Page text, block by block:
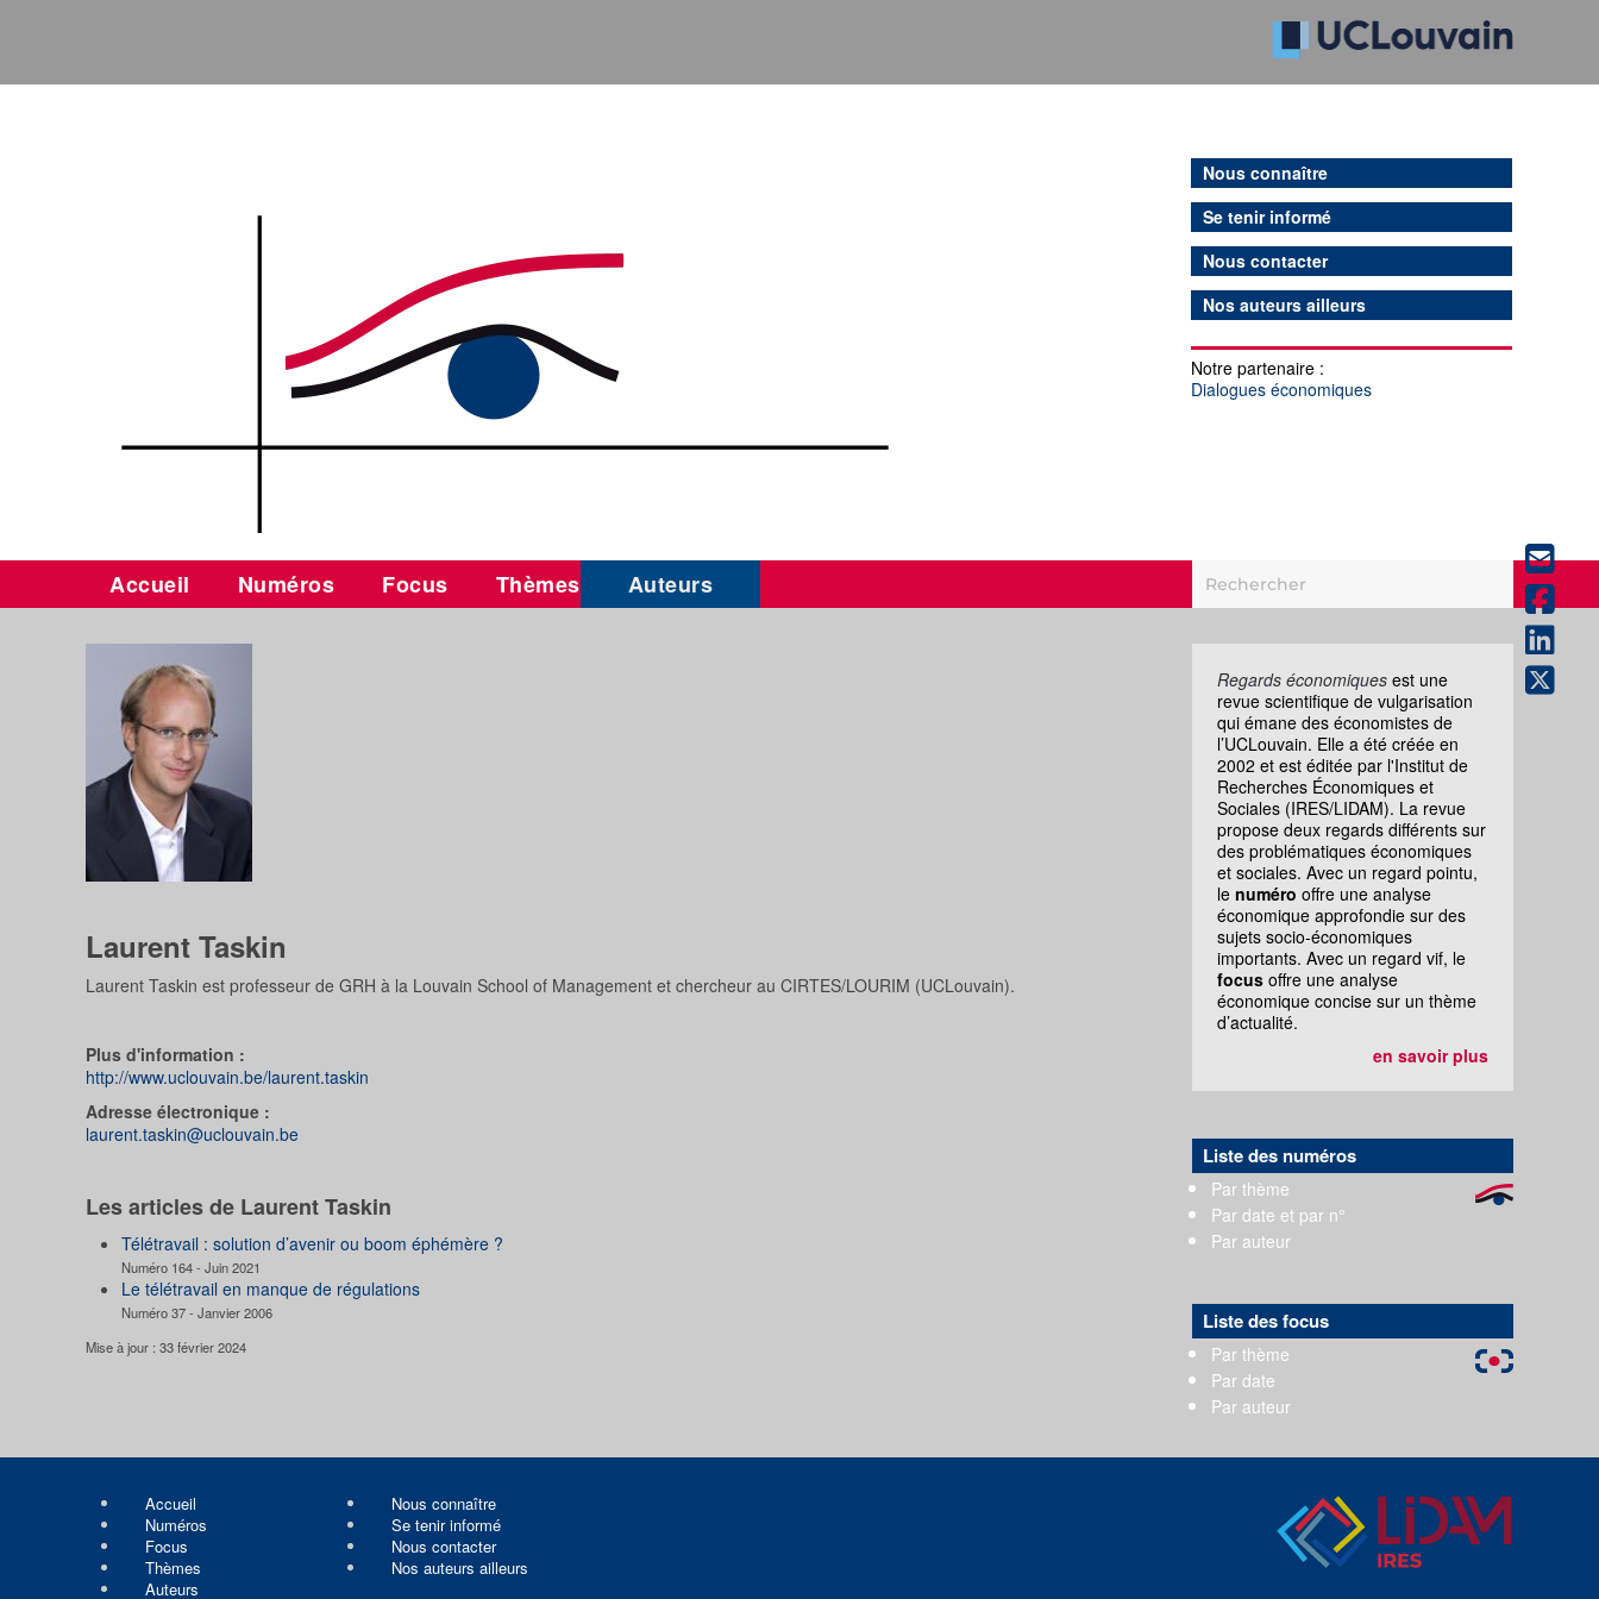
Nous connaître
Se tenir informé
Nous contacter
Nos auteurs ailleurs
Notre partenaire :
Dialogues économiques
Accueil Numéros Focus Thèmes Auteurs
Laurent Taskin
Laurent Taskin est professeur de GRH à la Louvain School of Management et chercheur au CIRTES/LOURIM (UCLouvain).
Plus d'information :
http://www.uclouvain.be/laurent.taskin
Adresse électronique :
laurent.taskin@uclouvain.be
Les articles de Laurent Taskin
Télétravail : solution d’avenir ou boom éphémère ?
Numéro 164 - Juin 2021
Le télétravail en manque de régulations
Numéro 37 - Janvier 2006
Mise à jour : 33 février 2024
Regards économiques est une
revue scientifique de vulgarisation
qui émane des économistes de
l’UCLouvain. Elle a été créée en
2002 et est éditée par l'Institut de
Recherches Économiques et
Sociales (IRES/LIDAM). La revue
propose deux regards différents sur
des problématiques économiques
et sociales. Avec un regard pointu,
le numéro offre une analyse
économique approfondie sur des
sujets socio-économiques
importants. Avec un regard vif, le
focus offre une analyse
économique concise sur un thème
d’actualité.
en savoir plus
Liste des numéros
Par thème
Par date et par n°
Par auteur
Liste des focus
Par thème
Par date
Par auteur
Accueil
Numéros
Focus
Thèmes
Auteurs
Nous connaître
Se tenir informé
Nous contacter
Nos auteurs ailleurs